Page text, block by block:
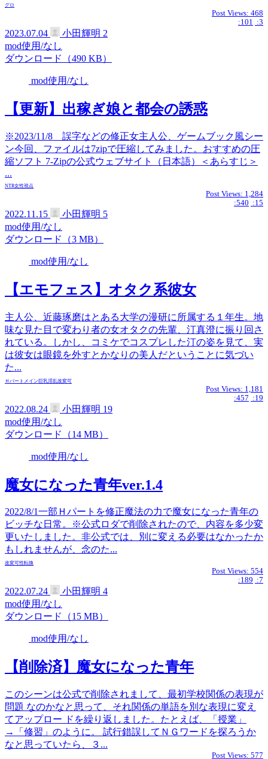
グロ
Post Views: 468
:101 :3
2023.07.04 小田輝明 2
mod使用/なし
ダウンロード（490 KB）
mod使用/なし
【更新】出稼ぎ娘と都会の誘惑
※2023/11/8 誤字などの修正女主人公、ゲームブック風シー
ン今回、ファイルは7zipで圧縮してみました。おすすめの圧
縮ソフト 7-Zipの公式ウェブサイト（日本語）＜あらすじ＞
...
NTR女性視点
Post Views: 1,284
:540 :15
2022.11.15 小田輝明 5
mod使用/なし
ダウンロード（3 MB）
mod使用/なし
【エモフェス】オタク系彼女
主人公、近藤琢磨はとある大学の漫研に所属する１年生。地
味な見た目で変わり者の女オタクの先輩、汀真澄に振り回さ
れている。しかし、コミケでコスプレした汀の姿を見て、実
は彼女は眼鏡を外すとかなりの美人だということに気づい
た...
Ｈパートメイン巨乳 淫乱 改変可
Post Views: 1,181
:457 :19
2022.08.24 小田輝明 19
mod使用/なし
ダウンロード（14 MB）
mod使用/なし
魔女になった青年ver.1.4
2022/8/1一部Ｈパートを修正魔法の力で魔女になった青年の
ビッチな日常。※公式ロダで削除されたので、内容を多少変
更いたしました。非公式では、別に変える必要はなかったか
もしれませんが、念のた...
改変可性転換
Post Views: 554
:189 :7
2022.07.24 小田輝明 4
mod使用/なし
ダウンロード（15 MB）
mod使用/なし
【削除済】魔女になった青年
このシーンは公式で削除されまして、最初学校関係の表現が
問題 なのかなと思って、それ関係の単語を別な表現に変え
てアップロー ドを繰り返しました。たとえば、「授業」
→「修習」のように。 試行錯誤してＮＧワードを探ろうか
なと思っていたら、３...
Post Views: 577